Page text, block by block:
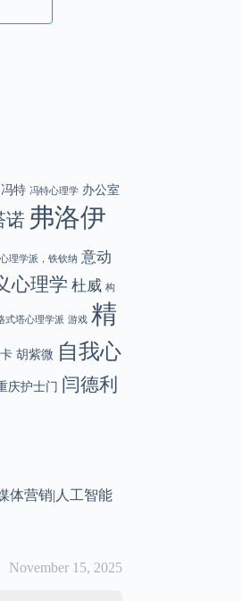
售价1299元起
冯特 冯特心理学 办公室
诺 弗洛伊
心理学派，铁钦纳 意动
心理学 杜威 构
式塔心理学派 游戏 精
胡紫微 自我心
庆护士门 闫德利
体营销| 人工智能
November 15, 2025